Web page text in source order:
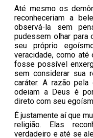
Até mesmo os
reconheceriam a
observá-la sem
pudessem olhar para
seu próprio
veracidade, como até
fosse possível
sem considerar sua
caráter. A razão
odeiam a Deus é
direto com seu
É justamente aí que
religião. Elas
verdadeiro e até se